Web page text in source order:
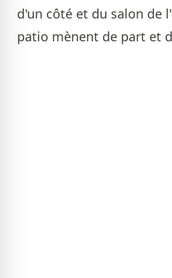
d'un côté et du salon de
patio mènent de part et